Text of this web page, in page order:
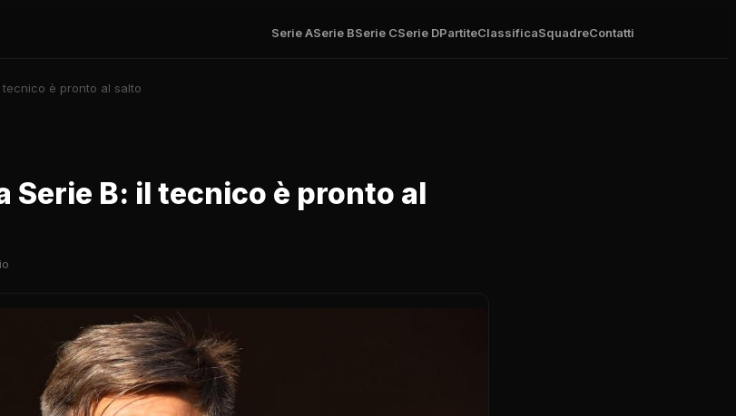
Serie ASerie BSerie CSerie DPartiteClassificaSquadreContatti
tecnico è pronto al salto
Serie B: il tecnico è pronto al